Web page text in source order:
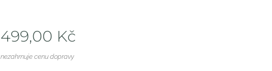
499,00 Kč
nezahrnuje cenu dopravy